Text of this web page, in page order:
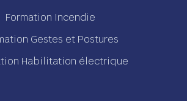
Formation Incendie
Gestes et Postures
Habilitation électrique